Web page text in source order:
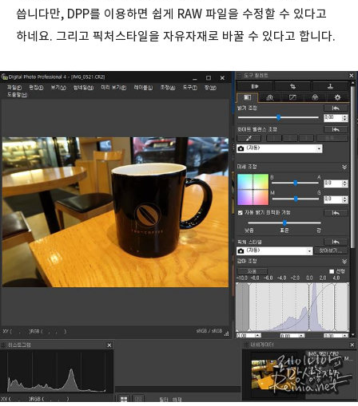
씁니다만, DPP를 이용하면 쉽게 RAW 파일을 수정할 수 있다고
하네요. 그리고 픽처스타일을 자유자재로 바꿀 수 있다고 합니다.